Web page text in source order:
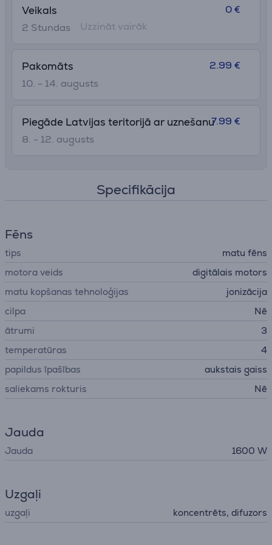
Veikals
2 Stundas
0 €
Uzzināt vairāk
Pakomāts
10. - 14. augusts
2.99 €
Piegāde Latvijas teritorijā ar uznešanu
8. - 12. augusts
7.99 €
Specifikācija
Fēns
tips
matu fēns
motora veids
digitālais motors
matu kopšanas tehnoloģijas
jonizācija
cilpa
Nē
ātrumi
3
temperatūras
4
papildus īpašības
aukstais gaiss
saliekams rokturis
Nē
Jauda
Jauda 1600 W
Uzgaļi
uzgaļi koncentrēts, difuzors